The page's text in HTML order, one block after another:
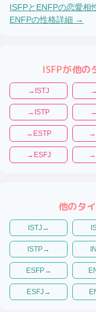
ISFPと ENFPの恋愛相
ENFPの性格詳細 →
ISFPが他の
→ ISTJ →
→ ISTP →
→ ESTP →
→ ESFJ →
他のタ
ISTJ →
ISTP→
ESFP→
ESFJ →